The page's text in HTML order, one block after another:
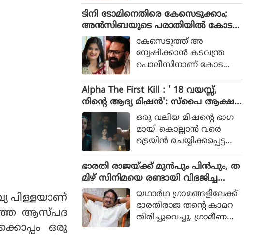
പിള്ളയാണ്
ആസ്പദ
ഒരു
ഥയായിരുന്നു 2023ല്‍ പുറ
ത്തിറങ്ങിയ സിനിമ പറ
ഞ്ഞത്.
അലിയുടെ തുറന്നുപറയ
ലും ഒപ്പം വി എസ്
രോഹിത്- ആസിഫ് അലി
കൂട്ടുക്കെട്ടിലുള്ള വിശ്വാസ
വും സിനിമയ്ക്ക് വലിയ
ഹൈപ്പ് നല്‍കിയിട്ടുണ്ട്.
ടിനി ടോമിനെതിരെ കേസെടുക്കാം;
അൻസിബയുടെ പരാതിയിൽ കോട
തി നിർദേശം കേസെടുത്ത് അ
ന്വേഷിക്കാൻ കടവന്ത്ര
പൊലീസിനാണ് കോട
Alpha The First Kill : ' 18 വയസ്സ്,
നിന്റെ ആദ്യ മിഷന്‍': സ്‌പൈ ആക്ഷ
ന്‍ ചിത്രത്തില്‍ നായികയായി ആലിയ,
ആല്‍ഫ ടീസര്‍ പുറത്ത്
ഒരു വലിയ മിഷന്റെ ഭാഗ
മായി കൊല്ലാന്‍ വരെ
ട്രെയിന്‍ ചെയ്യിക്കപ്പെട്ട
ലിയ സിനിമയിലെത്തുന്ന
ത്.
ഭാരതി രാജയ്ക്ക് മുൻപും പിൻപും, ത
മിഴ് സിനിമയെ രണ്ടായി വിഭജിച്ച
സംവിധായകൻ, ഭാരതി രാജ വിട പറ
യുമ്പോൾ
യഥാര്‍ഥ ഗ്രാമങ്ങളിലേക്ക്
ഭാരതിരാജ തന്റെ കാമറ
തിരിച്ചുവെച്ചു. ഗ്രാമീണ